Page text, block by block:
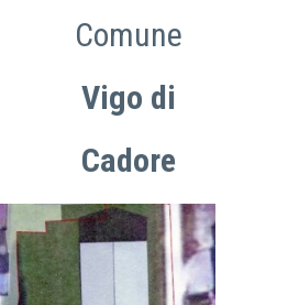
Comune
Vigo di
Cadore